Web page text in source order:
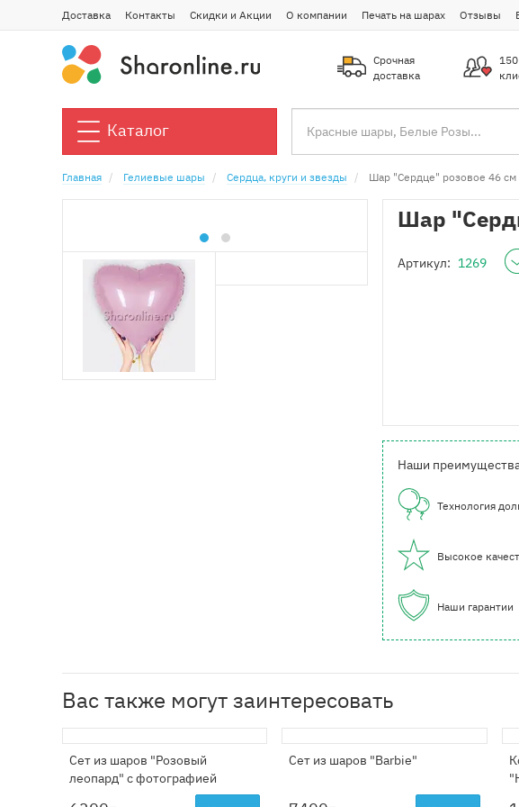
Доставка Контакты Скидки и Акции О компании Печать на шарах Отзывы
Срочная
доставка
Каталог
Главная Гелиевые шары Сердца, круги и звезды Шар "Сердце" розовое 46 см
Шар
Артикул: 1269
Наши
Технология
Высокое
Наши гарантии
Вас также могут заинтересовать
Сет из шаров "Розовый
леопард" с фотографией
Сет из шаров "Barbie"